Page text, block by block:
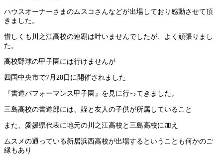
ハウスオーナーさまのムスコさんなどが出場しており感動させて頂
きました。
惜しくも川之江高校の連覇は叶いませんでしたが、よく頑張りまし
た。
高校野球の甲子園には行けませんが
四国中央市で7月28日に開催されました
『書道パフォーマンス甲子園』を見に行ってきました。
三島高校の書道部には、姪と友人の子供が所属していること
また、愛媛県代表に地元の川之江高校と三島高校に加え
ムスメの通っている新居浜西高校が出場するということも何かのご
縁もあり